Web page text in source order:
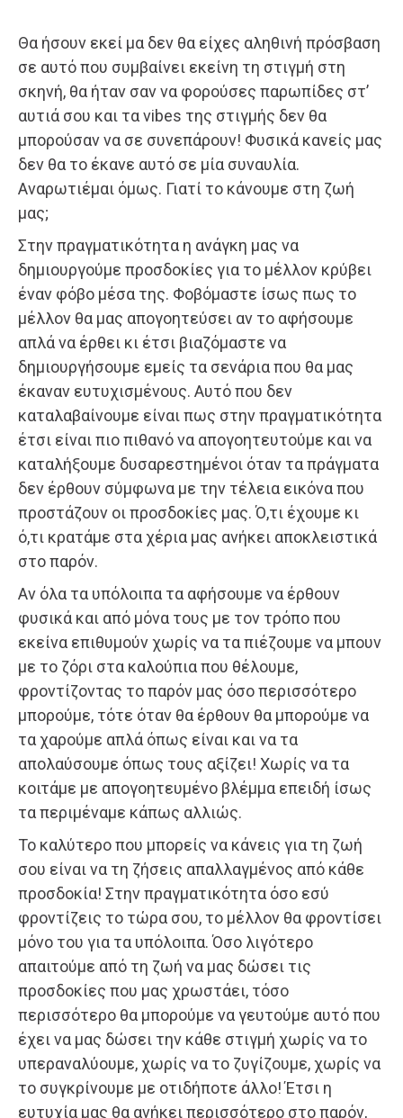
Θα ήσουν εκεί μα δεν θα είχες αληθινή πρόσβαση
σε αυτό που συμβαίνει εκείνη τη στιγμή στη
σκηνή, θα ήταν σαν να φορούσες παρωπίδες στ’
αυτιά σου και τα vibes της στιγμής δεν θα
μπορούσαν να σε συνεπάρουν! Φυσικά κανείς μας
δεν θα το έκανε αυτό σε μία συναυλία.
Αναρωτιέμαι όμως. Γιατί το κάνουμε στη ζωή
μας;
Στην πραγματικότητα η ανάγκη μας να
δημιουργούμε προσδοκίες για το μέλλον κρύβει
έναν φόβο μέσα της. Φοβόμαστε ίσως πως το
μέλλον θα μας απογοητεύσει αν το αφήσουμε
απλά να έρθει κι έτσι βιαζόμαστε να
δημιουργήσουμε εμείς τα σενάρια που θα μας
έκαναν ευτυχισμένους. Αυτό που δεν
καταλαβαίνουμε είναι πως στην πραγματικότητα
έτσι είναι πιο πιθανό να απογοητευτούμε και να
καταλήξουμε δυσαρεστημένοι όταν τα πράγματα
δεν έρθουν σύμφωνα με την τέλεια εικόνα που
προστάζουν οι προσδοκίες μας. Ό,τι έχουμε κι
ό,τι κρατάμε στα χέρια μας ανήκει αποκλειστικά
στο παρόν.
Αν όλα τα υπόλοιπα τα αφήσουμε να έρθουν
φυσικά και από μόνα τους με τον τρόπο που
εκείνα επιθυμούν χωρίς να τα πιέζουμε να μπουν
με το ζόρι στα καλούπια που θέλουμε,
φροντίζοντας το παρόν μας όσο περισσότερο
μπορούμε, τότε όταν θα έρθουν θα μπορούμε να
τα χαρούμε απλά όπως είναι και να τα
απολαύσουμε όπως τους αξίζει! Χωρίς να τα
κοιτάμε με απογοητευμένο βλέμμα επειδή ίσως
τα περιμέναμε κάπως αλλιώς.
Το καλύτερο που μπορείς να κάνεις για τη ζωή
σου είναι να τη ζήσεις απαλλαγμένος από κάθε
προσδοκία! Στην πραγματικότητα όσο εσύ
φροντίζεις το τώρα σου, το μέλλον θα φροντίσει
μόνο του για τα υπόλοιπα. Όσο λιγότερο
απαιτούμε από τη ζωή να μας δώσει τις
προσδοκίες που μας χρωστάει, τόσο
περισσότερο θα μπορούμε να γευτούμε αυτό που
έχει να μας δώσει την κάθε στιγμή χωρίς να το
υπεραναλύουμε, χωρίς να το ζυγίζουμε, χωρίς να
το συγκρίνουμε με οτιδήποτε άλλο! Έτσι η
ευτυχία μας θα ανήκει περισσότερο στο παρόν,